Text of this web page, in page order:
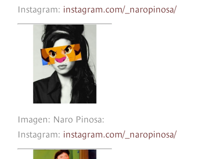
Instagram: instagram.com/_naropinosa/
Imagen: Naro Pinosa:
Instagram: instagram.com/_naropinosa/